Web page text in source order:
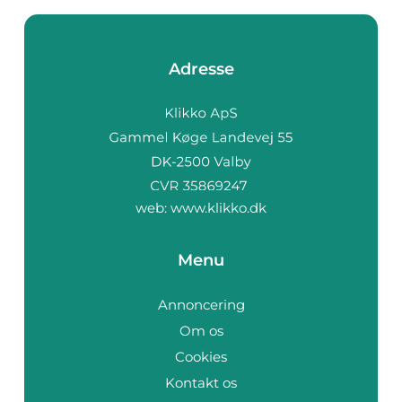
Adresse
web: www.klikko.dk
Menu
Annoncering
Om os
Cookies
Kontakt os